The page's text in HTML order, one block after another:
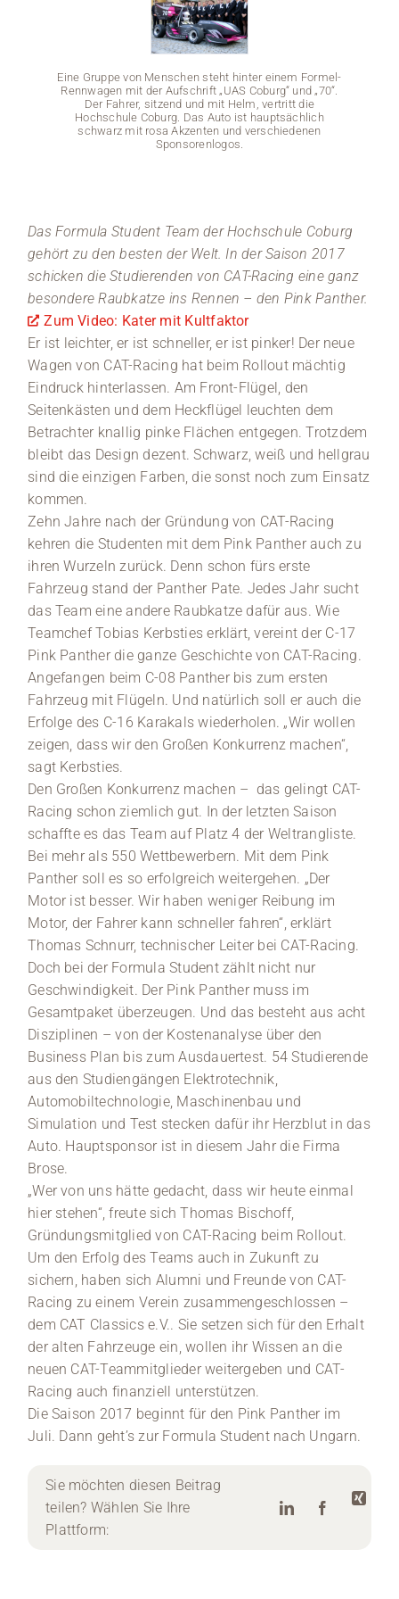
Stellenangebote
Eine Gruppe von Menschen steht hinter einem Formel-
Rennwagen mit der Aufschrift „UAS Coburg“ und „70“.
Der Fahrer, sitzend und mit Helm, vertritt die
Hochschule Coburg. Das Auto ist hauptsächlich
schwarz mit rosa Akzenten und verschiedenen
Sponsorenlogos.
Das Formula Student Team der Hochschule Coburg
gehört zu den besten der Welt. In der Saison 2017
schicken die Studierenden von CAT-Racing eine ganz
besondere Raubkatze ins Rennen – den Pink Panther.
Zum Video: Kater mit Kultfaktor
Er ist leichter, er ist schneller, er ist pinker! Der neue
Wagen von CAT-Racing hat beim Rollout mächtig
Eindruck hinterlassen. Am Front-Flügel, den
Seitenkästen und dem Heckflügel leuchten dem
Betrachter knallig pinke Flächen entgegen. Trotzdem
bleibt das Design dezent. Schwarz, weiß und hellgrau
sind die einzigen Farben, die sonst noch zum Einsatz
kommen.
Zehn Jahre nach der Gründung von CAT-Racing
kehren die Studenten mit dem Pink Panther auch zu
ihren Wurzeln zurück. Denn schon fürs erste
Fahrzeug stand der Panther Pate. Jedes Jahr sucht
das Team eine andere Raubkatze dafür aus. Wie
Teamchef Tobias Kerbsties erklärt, vereint der C-17
Pink Panther die ganze Geschichte von CAT-Racing.
Angefangen beim C-08 Panther bis zum ersten
Fahrzeug mit Flügeln. Und natürlich soll er auch die
Erfolge des C-16 Karakals wiederholen. „Wir wollen
zeigen, dass wir den Großen Konkurrenz machen“,
sagt Kerbsties.
Den Großen Konkurrenz machen – das gelingt CAT-
Racing schon ziemlich gut. In der letzten Saison
schaffte es das Team auf Platz 4 der Weltrangliste.
Bei mehr als 550 Wettbewerbern. Mit dem Pink
Panther soll es so erfolgreich weitergehen. „Der
Motor ist besser. Wir haben weniger Reibung im
Motor, der Fahrer kann schneller fahren“, erklärt
Thomas Schnurr, technischer Leiter bei CAT-Racing.
Doch bei der Formula Student zählt nicht nur
Geschwindigkeit. Der Pink Panther muss im
Gesamtpaket überzeugen. Und das besteht aus acht
Disziplinen – von der Kostenanalyse über den
Business Plan bis zum Ausdauertest. 54 Studierende
aus den Studiengängen Elektrotechnik,
Automobiltechnologie, Maschinenbau und
Simulation und Test stecken dafür ihr Herzblut in das
Auto. Hauptsponsor ist in diesem Jahr die Firma
Brose.
„Wer von uns hätte gedacht, dass wir heute einmal
hier stehen“, freute sich Thomas Bischoff,
Gründungsmitglied von CAT-Racing beim Rollout.
Um den Erfolg des Teams auch in Zukunft zu
sichern, haben sich Alumni und Freunde von CAT-
Racing zu einem Verein zusammengeschlossen –
dem CAT Classics e.V.. Sie setzen sich für den Erhalt
der alten Fahrzeuge ein, wollen ihr Wissen an die
neuen CAT-Teammitglieder weitergeben und CAT-
Racing auch finanziell unterstützen.
Die Saison 2017 beginnt für den Pink Panther im
Juli. Dann geht’s zur Formula Student nach Ungarn.
Sie möchten diesen Beitrag
teilen? Wählen Sie Ihre
Plattform: